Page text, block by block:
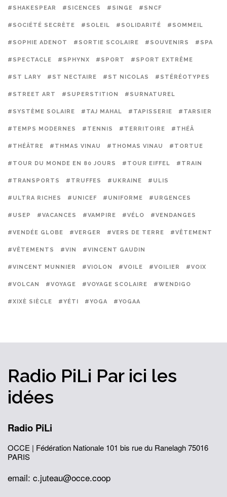
#SHAKESPEAR #SICENCES #SINGE #SNCF
#SOCIÉTÉ SECRÈTE #SOLEIL #SOLIDARITÉ #SOMMEIL
#SOPHIE ADENOT #SORTIE SCOLAIRE #SOUVENIRS #SPA
#SPECTACLE #SPHYNX #SPORT #SPORT EXTRÊME
#ST LARY #ST NECTAIRE #ST NICOLAS #STÉRÉOTYPES
#STREET ART #SUPERSTITION #SURNATUREL
#SYSTÈME SOLAIRE #TAJ MAHAL #TAPISSERIE #TARSIER
#TEMPS MODERNES #TENNIS #TERRITOIRE #THÉÂ
#THÉÂTRE #THMAS VINAU #THOMAS VINAU #TORTUE
#TOUR DU MONDE EN 80 JOURS #TOUR EIFFEL #TRAIN
#TRANSPORTS #TRUFFES #UKRAINE #ULIS
#ULTRA RICHES #UNICEF #UNIFORME #URGENCES
#USEP #VACANCES #VAMPIRE #VÉLO #VENDANGES
#VENDÉE GLOBE #VERGER #VERS DE TERRE #VÊTEMENT
#VÊTEMENTS #VIN #VINCENT GAUDIN
#VINCENT MUNNIER #VIOLON #VOILE #VOILIER #VOIX
#VOLCAN #VOYAGE #VOYAGE SCOLAIRE #WENDIGO
#XIXÈ SIÈCLE #YÉTI #YOGA #YOGAA
Radio PiLi Par ici les
idées
Radio PiLi
OCCE | Fédération Nationale 101 bis rue du Ranelagh75016
PARIS
email: c.juteau@occe.coop